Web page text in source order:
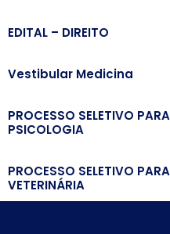
EDITAL – DIREITO
Vestibular Medicina
PROCESSO SELETIVO
PSICOLOGIA
PROCESSO SELETIVO
VETERINÁRIA